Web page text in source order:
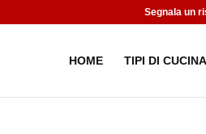
Segnala un
HOME TIPI DI CUCINA